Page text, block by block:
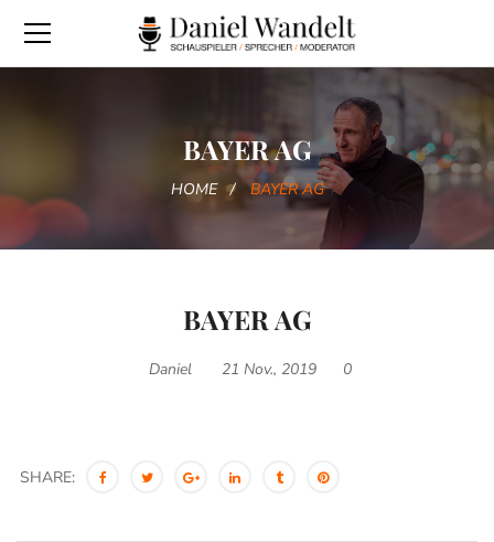
BAYER AG
HOME BAYER AG
BAYER AG
Daniel 21 Nov., 2019 0
SHARE: